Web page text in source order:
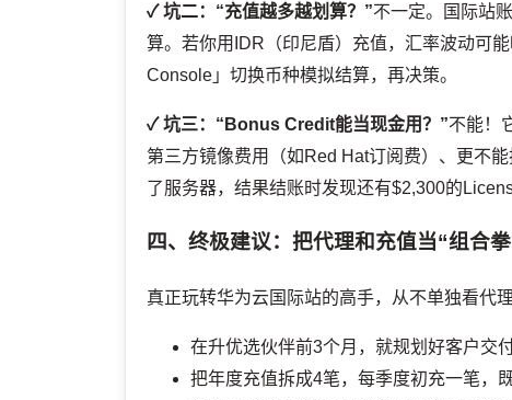
✓ 坑二：“充值越多越划算？”不一定。国际站
算。若你用IDR（印尼盾）充值，汇率波动可
Console」切换币种模拟结算，再决策。
✓ 坑三：“Bonus Credit能当现金用？”不能！
第三方镜像费用（如Red Hat订阅费）、更不
了服务器，结果结账时发现还有$2,300的
四、终极建议：把代理和充值当“组合
真正玩转华为云国际站的高手，从不单独看代
在升优选伙伴前3个月，就规划好客户交
把年度充值拆成4笔，每季度初充一笔，